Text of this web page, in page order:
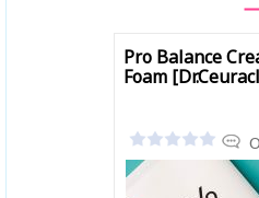
Pro Balance
Foam